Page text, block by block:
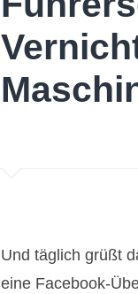
Und täglich grüßt
eine Facebook-